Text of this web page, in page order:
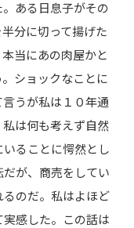
ある日息子がその
分に切って揚げた
当にあの肉屋かと
ショックなことに
うが私は１０年通
は何も考えず自然
ることに愕然とし
が、商売をしてい
のだ。私はよほど
感した。この話は